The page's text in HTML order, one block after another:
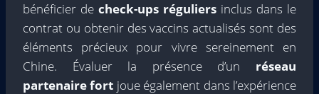
bénéficier de check-ups réguliers inclus dans le
contrat ou obtenir des vaccins actualisés sont des
éléments précieux pour vivre sereinement en
Chine. Évaluer la présence d’un réseau
partenaire fort joue également dans l’expérience